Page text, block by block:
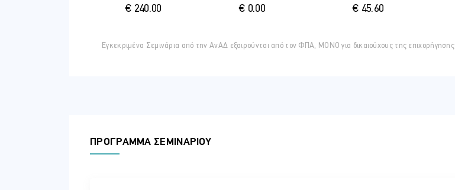
Νομικό πλαίσιο Ευρωπαϊκών Πράσινων Ομολόγων (EuGB)
Χρήση εσόδων και ευθυγράμμιση με την EU Taxonomy
€ 240.00 € 0.00 € 45.60
Εγκεκριμένα Σεμινάρια από την ΑνΑΔ εξαιρούνται από τον ΦΠΑ, ΜΟΝΟ για δικαιούχους της επιχορήγησης
ΠΡΟΓΡΑΜΜΑ ΣΕΜΙΝΑΡΙΟΥ